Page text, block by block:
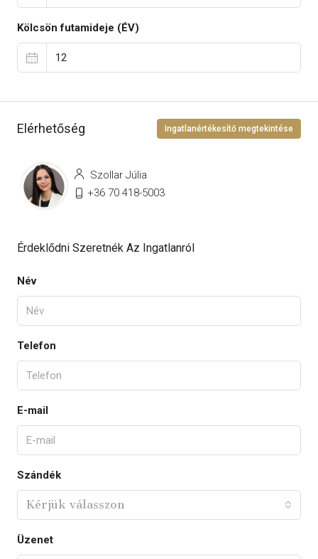
Kölcsön futamideje (ÉV)
Elérhetőség Ingatlanértékesítő megtekintése
Szollar Júlia
+36 70 418-5003
Érdeklődni Szeretnék Az Ingatlanról
Név
Telefon
E-mail
Szándék
Kérjük válasszon
Üzenet